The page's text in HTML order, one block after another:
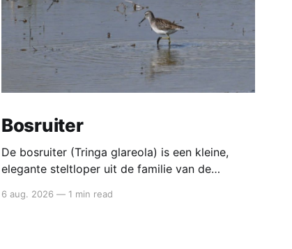
Bosruiter
De bosruiter (Tringa glareola) is een kleine,
elegante steltloper uit de familie van de
en een typische doortrekker in België en
6 aug. 2026 — 1 min read